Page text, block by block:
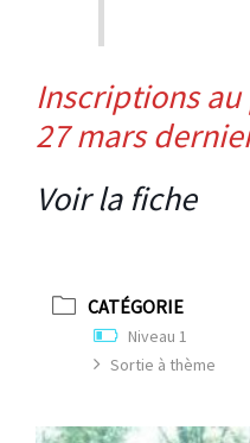
Inscriptions
27 mars
Voir la fiche
CATÉGORIE
Niveau 1
Sortie à thème